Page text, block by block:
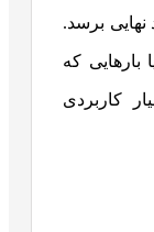
برسد.
بارهایی که
کاربردی